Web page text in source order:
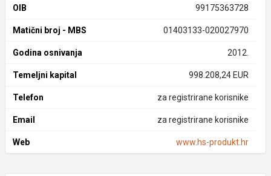
OIB 99175363728
Matični broj - MBS 01403133-020027970
Godina osnivanja 2012.
Temeljni kapital 998.208,24 EUR
Telefon za registrirane korisnike
Email za registrirane korisnike
Web www.hs-produkt.hr